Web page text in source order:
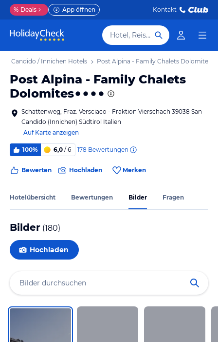
% Deals App öffnen Kontakt
Hotel, Reiseziel
Candido / Innichen Hotels Post Alpina - Family Chalets Dolomites
Post Alpina - Family Chalets
Dolomites
Schattenweg, Fraz. Versciaco - Fraktion Vierschach 39038 San
Candido (Innichen) Südtirol Italien
Auf Karte anzeigen
100% 6,0 / 6 178 Bewertungen
Bewerten Hochladen Merken
Hotelübersicht Bewertungen Bilder Fragen
Bilder (180)
Hochladen